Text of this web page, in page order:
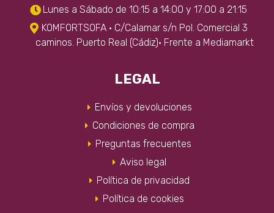
Lunes a Sábado de 10:15 a 14:00 y 17:00 a 21:15
KOMFORTSOFA · C/Calamar s/n Pol. Comercial 3
caminos. Puerto Real (Cádiz)· Frente a Mediamarkt
LEGAL
Envíos y devoluciones
Condiciones de compra
Preguntas frecuentes
Aviso legal
Política de privacidad
Política de cookies